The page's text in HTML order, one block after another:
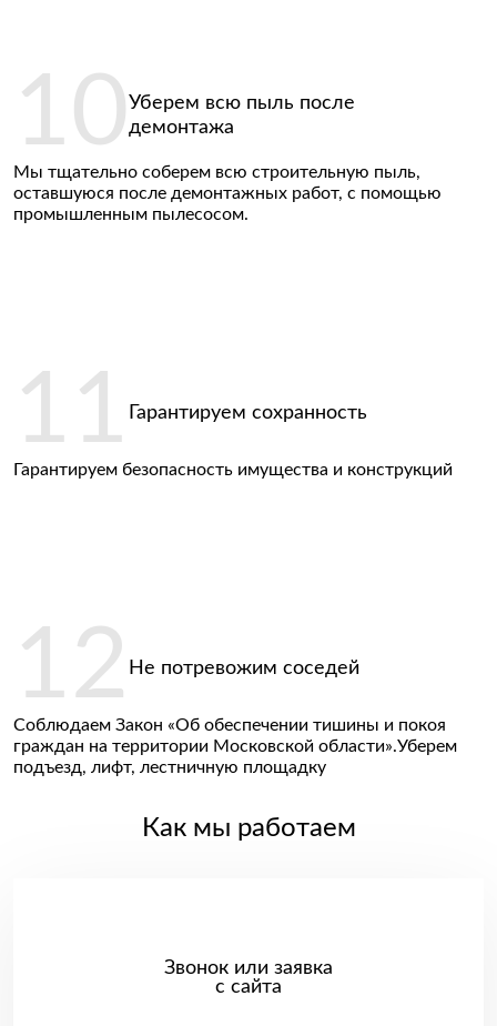
Уберем всю пыль после
демонтажа
Мы тщательно соберем всю строительную пыль,
оставшуюся после демонтажных работ, с помощью
промышленным пылесосом.
Гарантируем сохранность
Гарантируем безопасность имущества и конструкций
Не потревожим соседей
Соблюдаем Закон «Об обеспечении тишины и покоя
граждан на территории Московской области».Уберем
подъезд, лифт, лестничную площадку
Как мы работаем
Звонок или заявка
с сайта
Позвоните мне